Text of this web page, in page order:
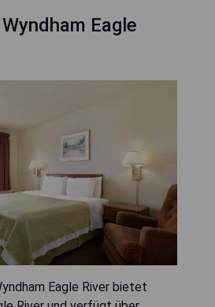
Eagle
Eagle River bietet